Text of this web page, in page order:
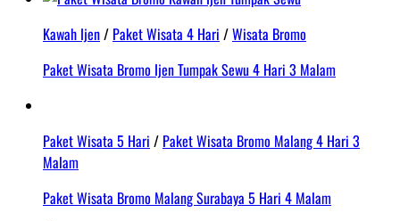
Kawah Ijen/ Paket Wisata 4 Hari /Wisata Bromo
Paket Wisata Bromo Ijen Tumpak Sewu 4 Hari 3 Malam
Paket Wisata 5 Hari / Paket Wisata Bromo Malang 4 Hari 3
Malam
Paket Wisata Bromo Malang Surabaya 5 Hari 4 Malam